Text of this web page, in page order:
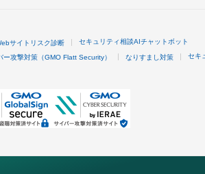
サイトリスク診断 セキュリティ相談AIチャットボット
ー攻撃対策（GMO Flatt Security） なりすまし対策 セキ